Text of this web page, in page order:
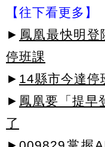
【往下看更多】
► 鳳凰最快明
停班課
► 14縣市今達停
► 鳳凰要「提早
了